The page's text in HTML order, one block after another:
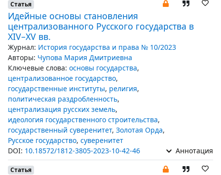
Статья
Идейные основы становления
централизованного Русского государства в
XIV–XV вв.
Журнал: История государства и права № 10/2023
Авторы: Чупова Мария Дмитриевна
Ключевые слова: основы государства,
централизованное государство,
государственные институты, религия,
политическая раздробленность,
централизация русских земель,
идеология государственного строительства,
государственный суверенитет, Золотая Орда,
Русское государство, суверенитет
DOI: 10.18572/1812-3805-2023-10-42-46 Аннотация
Статья